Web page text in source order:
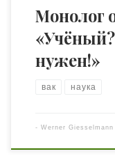
Монолог
нужен!»
вак наука
- Werner Giesselmann